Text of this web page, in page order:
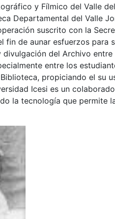
y Fílmico del Valle
Departamental del Valle
suscrito con la
fin de aunar esfuerzos para
del Archivo entre
entre los
propiciando el su
Icesi es un
la tecnología que permite